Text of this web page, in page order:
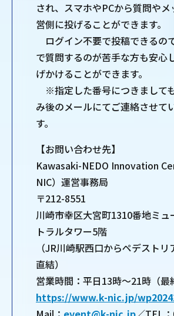
され、スマホやPCから質問や
営側に投げることができます。
ログイン不要で投稿できるの
で質問するのが苦手な方も安心
げかけることができます。
※指定した番号につきまして
み後のメールにてご連絡させて
す。
【お問い合わせ先】
Kawasaki-NEDO Innovation
NIC）運営事務局
〒212-8551
川崎市幸区大宮町1310番地ミュ
トラルタワー5階
（JR川崎駅西口からペデスト
直結）
営業時間：平日13時～21時（最
https://www.k-nic.jp/